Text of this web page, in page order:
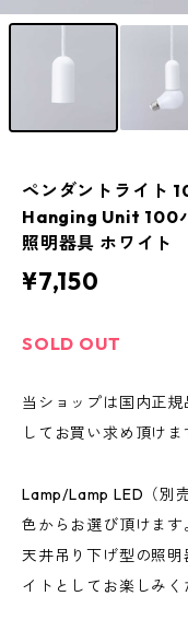
ペンダントライト
Hanging Unit 100
照明器具 ホワイト
¥7,150
SOLD OUT
当ショップは国内正
してお買い求め頂けま
Lamp/Lamp LED（別
色からお選び頂けま
天井吊り下げ型の照
イトとしてお楽しみく